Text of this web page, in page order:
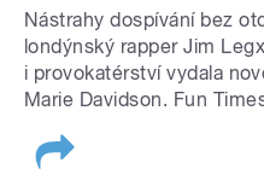
Nástrahy dospívání bez
londýnský rapper Jim
i provokatérství vydala
Marie Davidson. Fun